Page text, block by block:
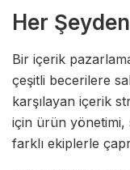
Her
Bir içerik
çeşitli becerilere
karşılayan içerik
için ürün yönetimi,
farklı ekiplerle